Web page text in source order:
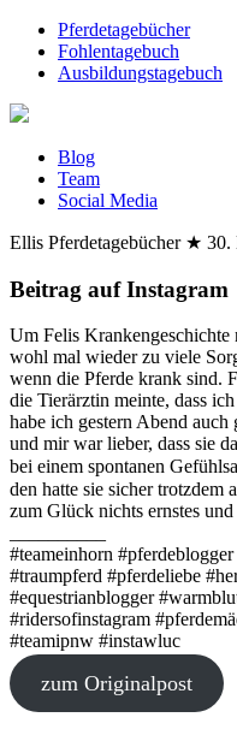
Pferdetagebücher
Fohlentagebuch
Ausbildungstagebuch
Blog
Team
Social Media
Ellis Pferdetagebücher ★ 30.
Beitrag auf Instagram
Um Felis Krankengeschichte
wohl mal wieder zu viele
wenn die Pferde krank sind.
die Tierärztin meinte, dass
habe ich gestern Abend
und mir war lieber, dass sie
bei einem spontanen
den hatte sie sicher
zum Glück nichts ernstes
#teameinhorn
#traumpferd #pferdeliebe
#equestrianblogger
#ridersofinstagram
#teamipnw #instawluc
zum Originalpost